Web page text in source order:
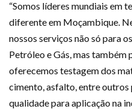
“Somos líderes mundiais em
diferente em Moçambique.
nossos serviços não só para
Petróleo e Gás, mas também
oferecemos testagem dos
cimento, asfalto, entre outros
qualidade para aplicação na